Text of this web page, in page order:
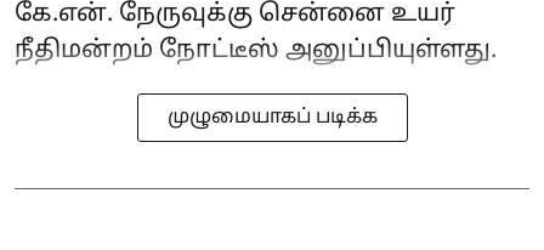
கே.என். நேருவுக்கு சென்னை உயர்
நீதிமன்றம் நோட்டீஸ் அனுப்பியுள்ளது.
முழுமையாகப் படிக்க